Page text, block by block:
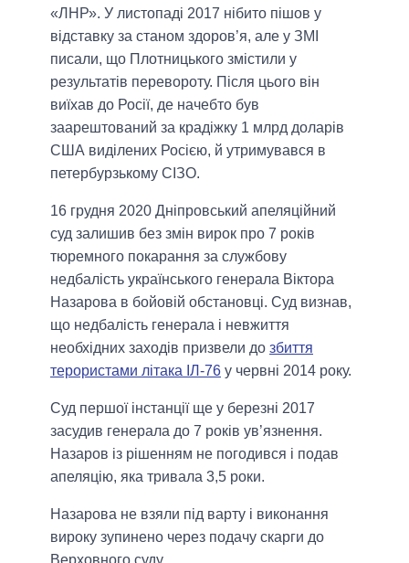
«ЛНР». У листопаді 2017 нібито пішов у
відставку за станом здоров’я, але у ЗМІ
писали, що Плотницького змістили у
результатів перевороту. Після цього він
виїхав до Росії, де начебто був
заарештований за крадіжку 1 млрд доларів
США виділених Росією, й утримувався в
петербурзькому СІЗО.
16 грудня 2020 Дніпровський апеляційний
суд залишив без змін вирок про 7 років
тюремного покарання за службову
недбалість українського генерала Віктора
Назарова в бойовій обстановці. Суд визнав,
що недбалість генерала і невжиття
необхідних заходів призвели до збиття
терористами літака ІЛ-76 у червні 2014 року.
Суд першої інстанції ще у березні 2017
засудив генерала до 7 років ув’язнення.
Назаров із рішенням не погодився і подав
апеляцію, яка тривала 3,5 роки.
Назарова не взяли під варту і виконання
вироку зупинено через подачу скарги до